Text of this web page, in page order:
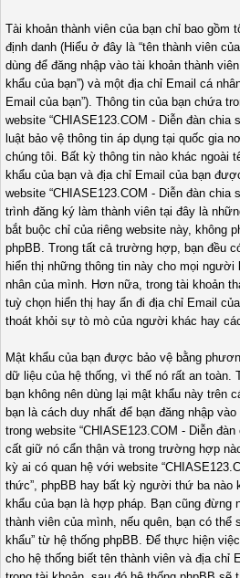
Tài khoản thành viên của bạn chỉ bao gồm
định danh (Hiểu ở đây là “tên thành viên
dùng để đăng nhập vào tài khoản thành
khẩu của bạn”) và một địa chỉ Email cá
Email của bạn”). Thông tin của bạn chứa
website “CHIASE123.COM - Diễn đàn
luật bảo vệ thông tin áp dụng tại quốc gia
chúng tôi. Bất kỳ thông tin nào khác ngoài
khẩu của bạn và địa chỉ Email của bạn
website “CHIASE123.COM - Diễn đàn chia
trình đăng ký làm thành viên tại đây là
bắt buộc chỉ của riêng website này, không
phpBB. Trong tất cả trường hợp, bạn đều
hiển thị những thông tin này cho mọi người
nhân của mình. Hơn nữa, trong tài khoản
tuỳ chọn hiển thị hay ẩn đi địa chỉ Email
thoát khỏi sự tò mò của người khác hay
Mật khẩu của bạn được bảo vệ bằng
dữ liệu của hệ thống, vì thế nó rất an toàn.
bạn không nên dùng lại mật khẩu này trên
bạn là cách duy nhất để bạn đăng nhập
trong website “CHIASE123.COM - Diễn
cất giữ nó cẩn thận và trong trường hợp
kỳ ai có quan hệ với website
thức”, phpBB hay bất kỳ người thứ ba nào
khẩu của bạn là hợp pháp. Bạn cũng đừng
thành viên của mình, nếu quên, bạn có thể
khẩu” từ hệ thống phpBB. Để thực hiện
cho hệ thống biết tên thành viên và địa chỉ